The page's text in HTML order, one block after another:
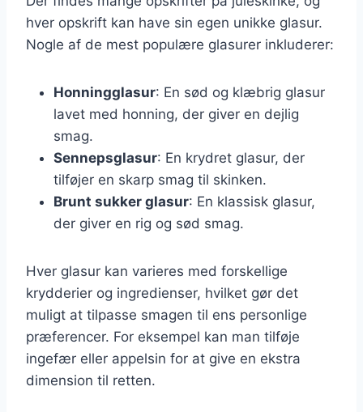
hver opskrift kan have sin egen unikke glasur.
Nogle af de mest populære glasurer inkluderer:
Honningglasur: En sød og klæbrig glasur
lavet med honning, der giver en dejlig
smag.
Sennepsglasur: En krydret glasur, der
tilføjer en skarp smag til skinken.
Brunt sukker glasur: En klassisk glasur,
der giver en rig og sød smag.
Hver glasur kan varieres med forskellige
krydderier og ingredienser, hvilket gør det
muligt at tilpasse smagen til ens personlige
præferencer. For eksempel kan man tilføje
ingefær eller appelsin for at give en ekstra
dimension til retten.